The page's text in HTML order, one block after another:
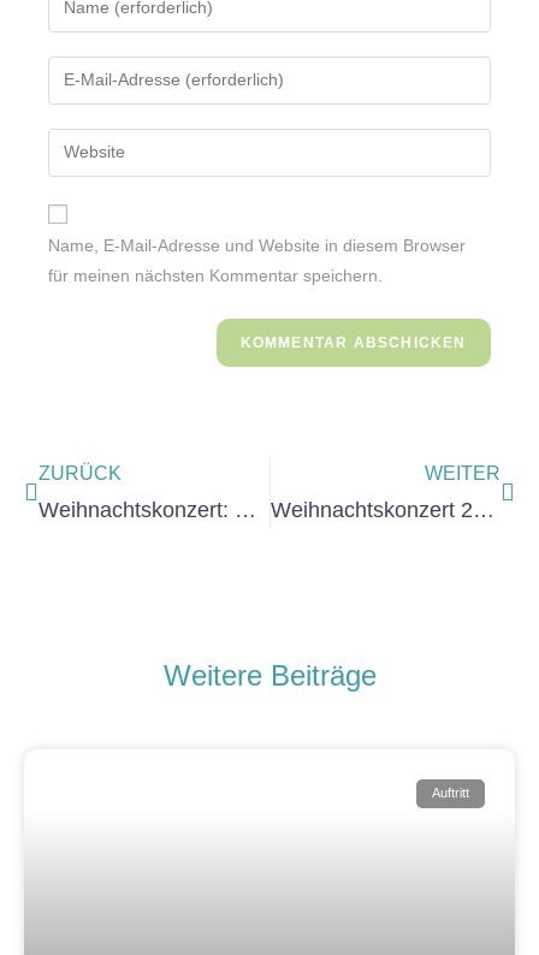
Name, E-Mail-Adresse und Website in diesem Browser
für meinen nächsten Kommentar speichern.
ZURÜCK
Weihnachtskonzert: Da fielen die Sterne herab
WEITER
Weihnachtskonzert 2024 und Abschied von Dana Drechsel
Weitere Beiträge
Auftritt